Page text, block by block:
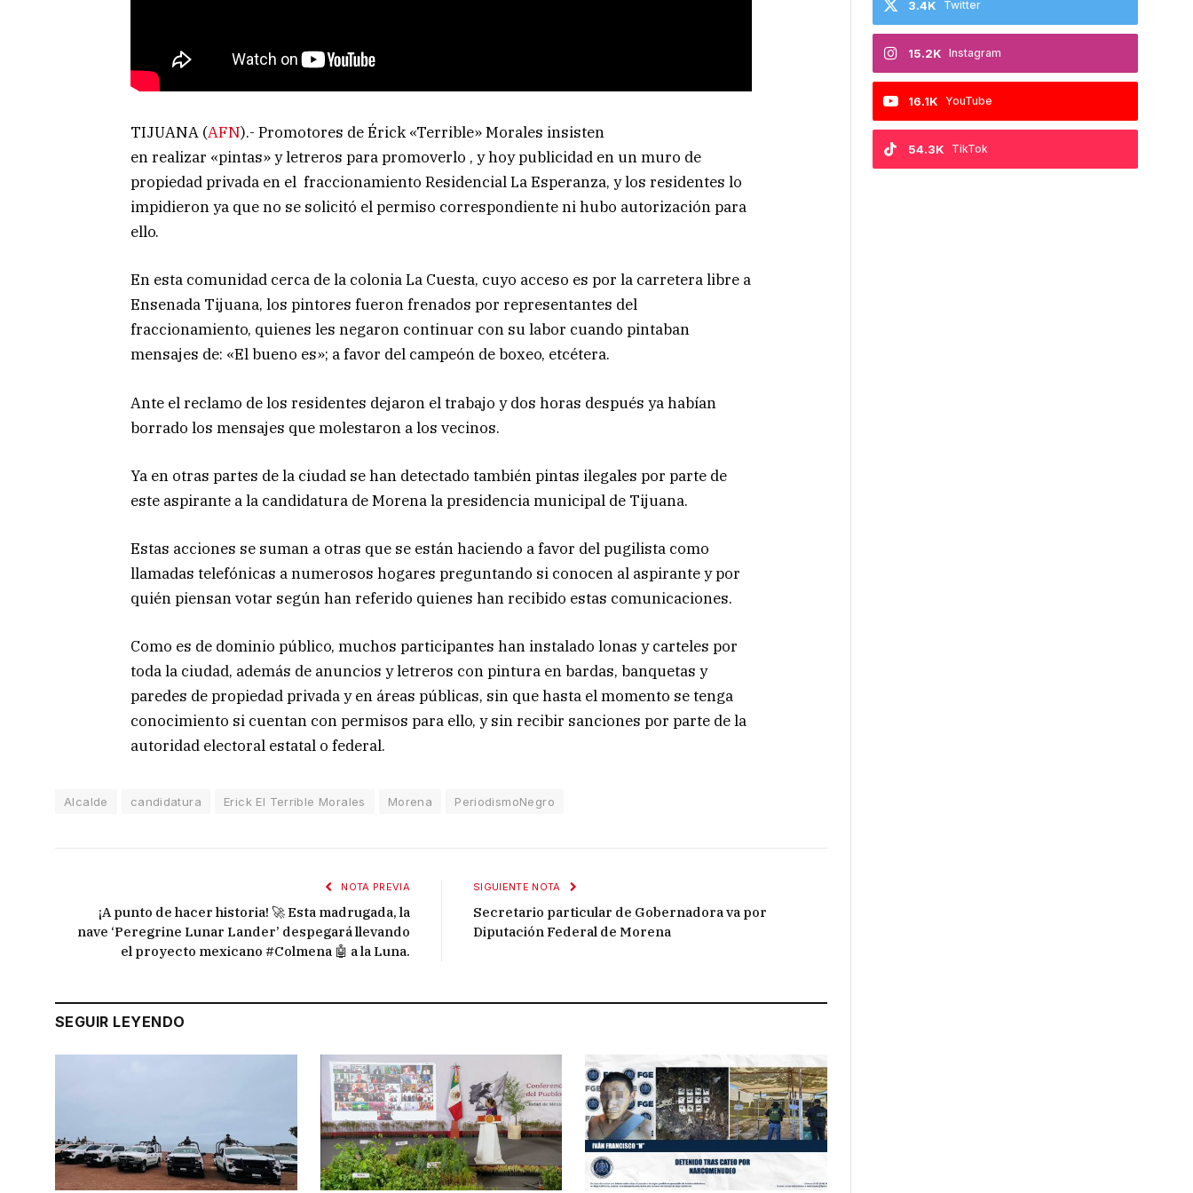
TIJUANA (AFN).- Promotores de Érick «Terrible» Morales insisten
en realizar «pintas» y letreros para promoverlo , y hoy publicidad en un muro de
propiedad privada en el fraccionamiento Residencial La Esperanza, y los residentes lo
impidieron ya que no se solicitó el permiso correspondiente ni hubo autorización para
ello.
En esta comunidad cerca de la colonia La Cuesta, cuyo acceso es por la carretera libre a
Ensenada Tijuana, los pintores fueron frenados por representantes del
fraccionamiento, quienes les negaron continuar con su labor cuando pintaban
mensajes de: «El bueno es»; a favor del campeón de boxeo, etcétera.
Ante el reclamo de los residentes dejaron el trabajo y dos horas después ya habían
borrado los mensajes que molestaron a los vecinos.
Ya en otras partes de la ciudad se han detectado también pintas ilegales por parte de
este aspirante a la candidatura de Morena la presidencia municipal de Tijuana.
Estas acciones se suman a otras que se están haciendo a favor del pugilista como
llamadas telefónicas a numerosos hogares preguntando si conocen al aspirante y por
quién piensan votar según han referido quienes han recibido estas comunicaciones.
Como es de dominio público, muchos participantes han instalado lonas y carteles por
toda la ciudad, además de anuncios y letreros con pintura en bardas, banquetas y
paredes de propiedad privada y en áreas públicas, sin que hasta el momento se tenga
conocimiento si cuentan con permisos para ello, y sin recibir sanciones por parte de la
autoridad electoral estatal o federal.
Alcalde candidatura Erick El Terrible Morales Morena PeriodismoNegro
NOTA PREVIA
¡A punto de hacer historia! 🚀 Esta madrugada, la
nave ‘Peregrine Lunar Lander’ despegará llevando
el proyecto mexicano #Colmena 🤖 a la Luna.
SIGUIENTE NOTA
Secretario particular de Gobernadora va por
Diputación Federal de Morena
SEGUIR LEYENDO
Twitter
3.4K
Instagram
15.2K
YouTube
16.1K
TikTok
54.3K